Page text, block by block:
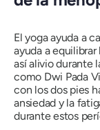
El yoga ayuda a
ayuda a
así alivio durante
como Dwi Pada
con los dos pies
ansiedad y la
durante estos